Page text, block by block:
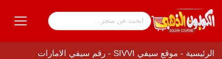
الرئيسية - موقع سيفي SIVVI - رقم سيفي الامارات